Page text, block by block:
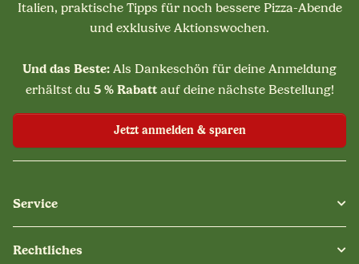
Italien, praktische Tipps für noch bessere Pizza-Abende
und exklusive Aktionswochen.
Und das Beste: Als Dankeschön für deine Anmeldung
erhältst du 5 % Rabattauf deine nächste Bestellung!
Jetzt anmelden & sparen
Service
Rechtliches